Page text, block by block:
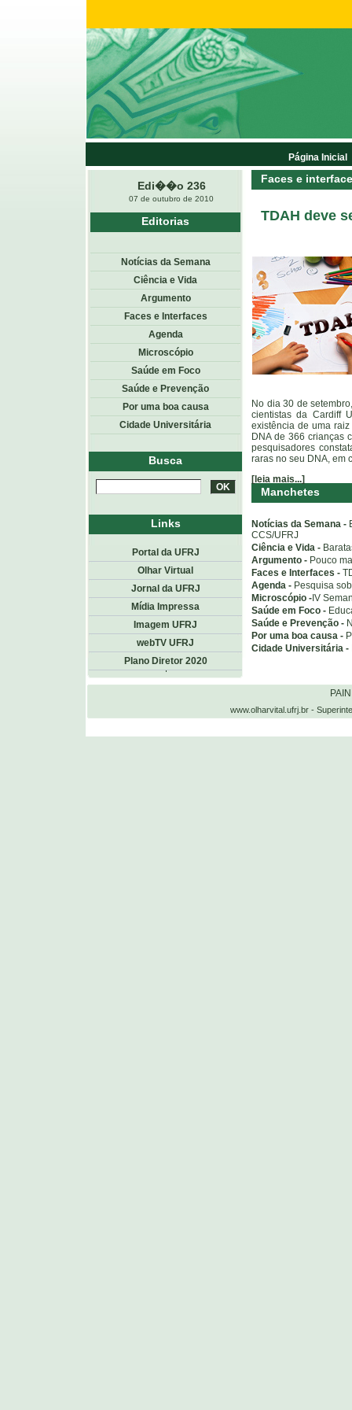
Edi��o 236
07 de outubro de 2010
Faces e
TDAH deve
No dia 30 de
cientistas da Cardiff
existência de uma
DNA de 366 crianças
pesquisadores
raras no seu DNA, em
[leia mais...]
Manchetes
Notícias da Semana -
CCS/UFRJ
Ciência e Vida -
Argumento - Pouco
Faces e Interfaces -
Agenda - Pesquisa
Microscópio - IV
Saúde em Foco -
Saúde e Prevenção -
Por uma boa causa -
Cidade Universitária -
Editorias
Notícias da Semana
Ciência e Vida
Argumento
Faces e Interfaces
Agenda
Microscópio
Saúde em Foco
Saúde e Prevenção
Por uma boa causa
Cidade Universitária
Busca
Página Inicial
Links
Portal da UFRJ
Olhar Virtual
Jornal da UFRJ
Mídia Impressa
Imagem UFRJ
webTV UFRJ
Plano Diretor 2020
<< voltar Topo
www.olharvital.ufrj.br -